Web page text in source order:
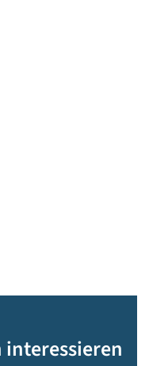
interessieren